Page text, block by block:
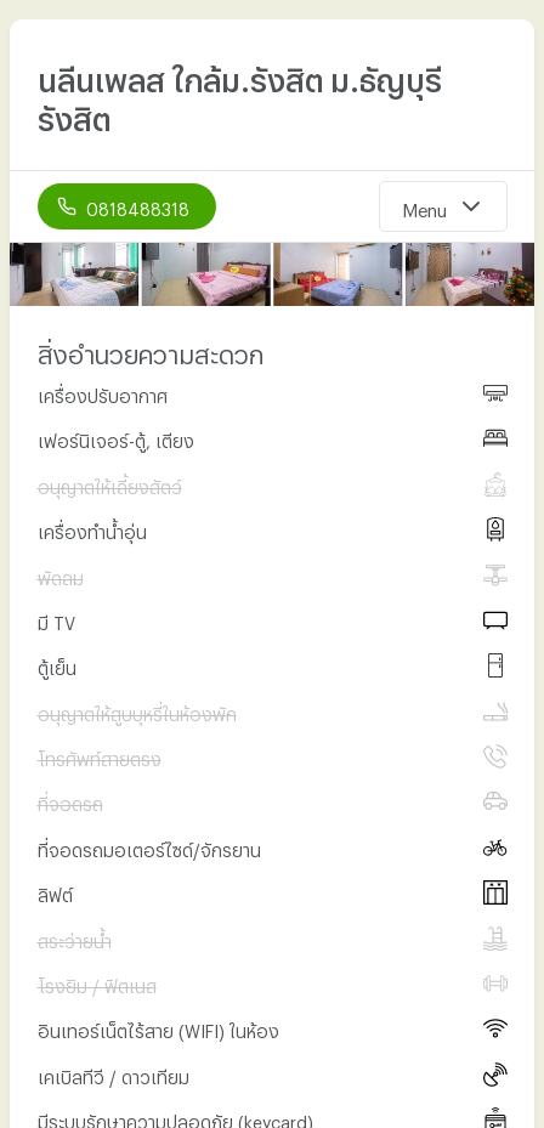
นลีนเพลส ใกล้ม.รังสิต ม.ธัญบุรี
รังสิต
0818488318 Menu
หน้าแรก
ที่ตั้งที่พัก
สิ่งอำนวยความสะดวก
เครื่องปรับอากาศ
เฟอร์นิเจอร์-ตู้, เตียง
อนุญาตให้เลี้ยงสัตว์
เครื่องทำน้ำอุ่น
พัดลม
มี TV
ตู้เย็น
อนุญาตให้สูบบุหรี่ในห้องพัก
โทรศัพท์สายตรง
ที่จอดรถ
ที่จอดรถมอเตอร์ไซด์/จักรยาน
ลิฟต์
สระว่ายน้ำ
โรงยิม / ฟิตเนส
อินเทอร์เน็ตไร้สาย (WIFI) ในห้อง
เคเบิลทีวี / ดาวเทียม
มีระบบรักษาความปลอดภัย (keycard)